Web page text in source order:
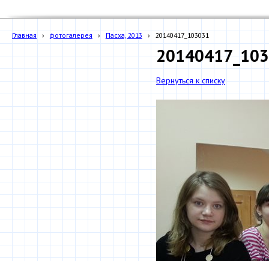
Главная › фотогалерея › Пасха, 2013 › 20140417_103031
Вернуться к списку